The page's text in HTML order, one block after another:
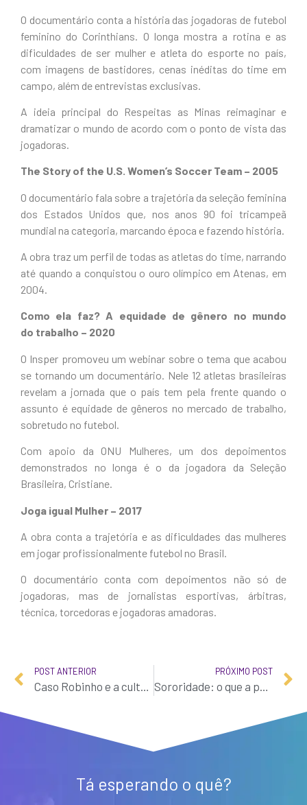
O documentário conta a história das jogadoras de futebol
feminino do Corinthians. O longa mostra a rotina e as
dificuldades de ser mulher e atleta do esporte no país,
com imagens de bastidores, cenas inéditas do time em
campo, além de entrevistas exclusivas.
A ideia principal do Respeitas as Minas reimaginar e
dramatizar o mundo de acordo com o ponto de vista das
jogadoras.
The Story of the U.S. Women’s Soccer Team – 2005
O documentário fala sobre a trajetória da seleção feminina
dos Estados Unidos que, nos anos 90 foi tricampeã
mundial na categoria, marcando época e fazendo história.
A obra traz um perfil de todas as atletas do time, narrando
até quando a conquistou o ouro olímpico em Atenas, em
2004.
Como ela faz? A equidade de gênero no mundo
do trabalho – 2020
O Insper promoveu um webinar sobre o tema que acabou
se tornando um documentário. Nele 12 atletas brasileiras
revelam a jornada que o país tem pela frente quando o
assunto é equidade de gêneros no mercado de trabalho,
sobretudo no futebol.
Com apoio da ONU Mulheres, um dos depoimentos
demonstrados no longa é o da jogadora da Seleção
Brasileira, Cristiane.
Joga igual Mulher – 2017
A obra conta a trajetória e as dificuldades das mulheres
em jogar profissionalmente futebol no Brasil.
O documentário conta com depoimentos não só de
jogadoras, mas de jornalistas esportivas, árbitras,
técnica, torcedoras e jogadoras amadoras.
POST ANTERIOR
Caso Robinho e a cultura do estupro, dentro e fora dos gramados
PRÓXIMO POST
Sororidade: o que a palavra da moda significa para o futebol?
Tá esperando o quê?